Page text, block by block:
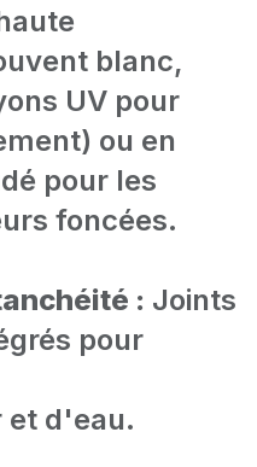
blanc,
UV pour
ou en
pour les
foncées.
: Joints
pour
d'eau.